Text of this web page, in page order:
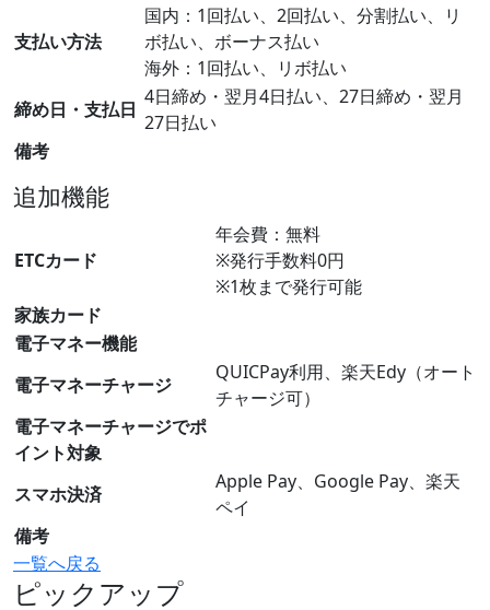
支払い方法
国内：1回払い、2回払い、分割払い、リ
ボ払い、ボーナス払い
海外：1回払い、リボ払い
締め日・支払日
4日締め・翌月4日払い、27日締め・翌月
27日払い
備考
追加機能
ETCカード
年会費：無料
※発行手数料0円
※1枚まで発行可能
家族カード
電子マネー機能
電子マネーチャージ
QUICPay利用、楽天Edy（オート
チャージ可）
電子マネーチャージでポ
イント対象
スマホ決済
Apple Pay、Google Pay、楽天
ペイ
備考
一覧へ戻る
ピックアップ